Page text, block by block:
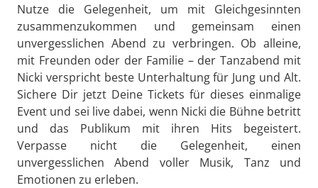
Nutze die Gelegenheit, um mit Gleichgesinnten
zusammenzukommen und gemeinsam einen
unvergesslichen Abend zu verbringen. Ob alleine,
mit Freunden oder der Familie – der Tanzabend mit
Nicki verspricht beste Unterhaltung für Jung und Alt.
Sichere Dir jetzt Deine Tickets für dieses einmalige
Event und sei live dabei, wenn Nicki die Bühne betritt
und das Publikum mit ihren Hits begeistert.
Verpasse nicht die Gelegenheit, einen
unvergesslichen Abend voller Musik, Tanz und
Emotionen zu erleben.